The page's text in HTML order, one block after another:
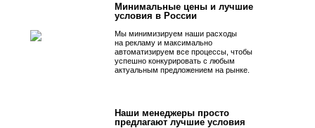
Минимальные цены и лучшие
условия в России
Мы минимизируем наши расходы
на рекламу и максимально
автоматизируем все процессы, чтобы
успешно конкурировать с любым
актуальным предложением на рынке.
Наши менеджеры просто
предлагают лучшие условия